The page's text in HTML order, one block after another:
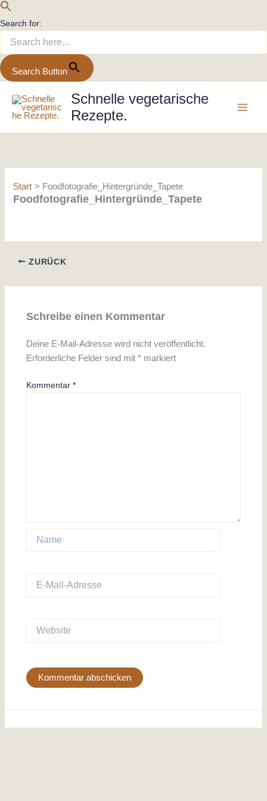
Search for:
Search Button
Inhalt
springen
Schnelle vegetarische
Rezepte.
Start Foodfotografie_Hintergründe_Tapete
Foodfotografie_Hintergründe_Tapete
ZURÜCK
Schreibe einen Kommentar
Deine E-Mail-Adresse wird nicht veröffentlicht.
Erforderliche Felder sind mit* markiert
Kommentar*
Name
Mail-